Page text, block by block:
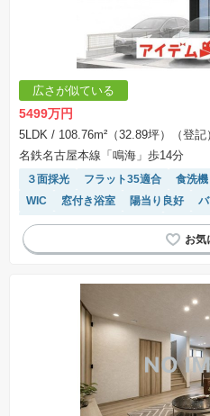
広さが似ている
5499万円
5LDK / 108.76m²（32.89坪）（登記
名鉄名古屋本線「鳴海」歩14分
３面採光 フラット35適合 食洗機
WIC
窓付き浴室 陽当り良好
モニター付きインターホン
浴室乾
接面道路の幅が６m以上
長期優良